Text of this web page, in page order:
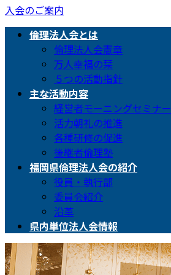
入会のご案内
倫理法人会とは
倫理法人会憲章
万人幸福の栞
５つの活動指針
主な活動内容
経営者モーニングセミナー
活力朝礼の推進
各種研修の促進
後継者倫理塾
福岡県倫理法人会の紹介
役員・執行部
委員会紹介
沿革
県内単位法人会情報